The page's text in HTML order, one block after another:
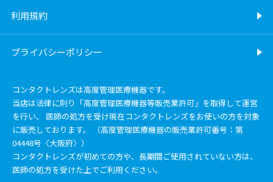
利用規約
プライバシーポリシー
コンタクトレンズは高度管理医療機器です。
当店は法律に則り「高度管理医療機器等販売業許可」を取得して運営
を行い、 医師の処方を受け現在コンタクトレンズをお使いの方を対象
に販売しております。 （高度管理医療機器の販売業許可番号：第
04448号〈大阪府〉）
コンタクトレンズが初めての方や、長期間ご使用されていない方は、
医師の処方を受けた上でご利用ください。